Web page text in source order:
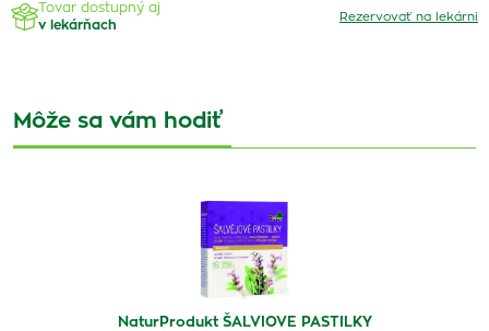
Tovar dostupný aj
v lekárňach
Rezervovať na lekárni
Môže sa vám hodiť
NaturProdukt ŠALVIOVE PASTILKY